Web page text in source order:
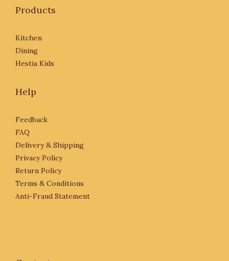
Products
Kitchen
Dining
Hestia Kids
Help
Feedback
FAQ
Delivery & Shipping
Privacy Policy
Return Policy
Terms & Conditions
Anti-Fraud Statement